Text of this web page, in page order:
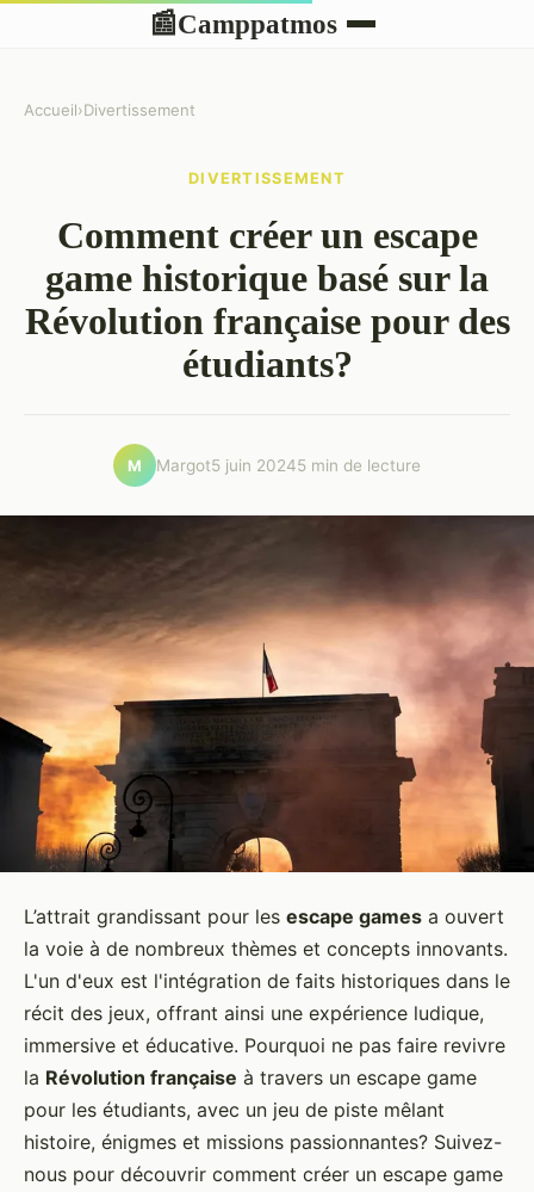
📰Camppatmos
Accueil›Divertissement
DIVERTISSEMENT
Comment créer un escape
game historique basé sur la
Révolution française pour des
étudiants?
M Margot5 juin 20245 min de lecture
L’attrait grandissant pour les escape games a ouvert
la voie à de nombreux thèmes et concepts innovants.
L'un d'eux est l'intégration de faits historiques dans le
récit des jeux, offrant ainsi une expérience ludique,
immersive et éducative. Pourquoi ne pas faire revivre
la Révolution française à travers un escape game
pour les étudiants, avec un jeu de piste mêlant
histoire, énigmes et missions passionnantes? Suivez-
nous pour découvrir comment créer un escape game